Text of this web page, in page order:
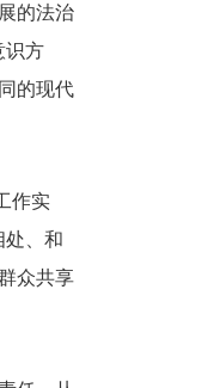
的法治
识方
的现代
作实
处、和
众共享